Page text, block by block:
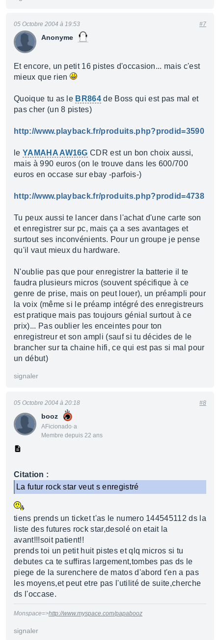
Anonyme
05 Octobre 2004 à 19:53 #7
Et encore, un petit 16 pistes d'occasion... mais c'est
mieux que rien
Quoique tu as le BR864 de Boss qui est pas mal et
pas cher (un 8 pistes)
http://www.playback.fr/produits.php?prodid=3590
le YAMAHA AW16G CDR est un bon choix aussi,
mais à 990 euros (on le trouve dans les 600/700
euros en occase sur ebay -parfois-)
http://www.playback.fr/produits.php?prodid=4738
Tu peux aussi te lancer dans l'achat d'une carte son
et enregistrer sur pc, mais ça a ses avantages et
surtout ses inconvénients. Pour un groupe je pense
qu'il vaut mieux du hardware.
N'oublie pas que pour enregistrer la batterie il te
faudra plusieurs micros (souvent spécifique à ce
genre de prise, mais on peut louer), un préampli pour
la voix (même si le préamp intégré des enregistreurs
est pratique mais pas toujours génial surtout à ce
prix)... Pas oublier les enceintes pour ton
enregistreur et son ampli (sauf si tu décides de le
brancher sur ta chaine hifi, ce qui est pas si mal pour
un début)
signaler
booz
AFicionado·a
Membre depuis 22 ans
05 Octobre 2004 à 20:18 #8
Citation :
La futur rock star veut s enregistré
tiens prends un ticket t'as le numero 144545112 ds la
liste des futures rock star,desolé on etait la
avant!!!soit patient!!
prends toi un petit huit pistes et qlq micros si tu
debutes ca te suffiras largement,tombes pas ds le
piege de la surenchere de matos d'abord t'en a pas
les moyens,et peut etre pas l'utilité de suite,cherche
ds l'occase.
Monspace=>http://www.myspace.com/papabooz
signaler